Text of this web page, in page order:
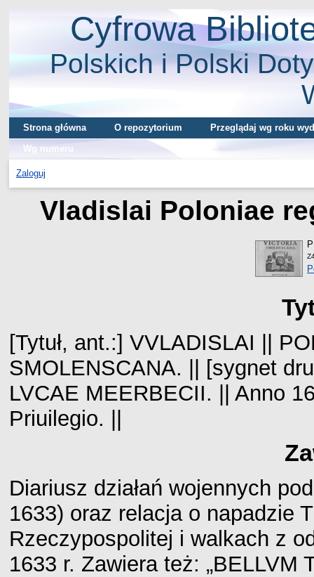
Cyfrowa
Polskich i Polski
Strona główna O repozytorium
Przeglądaj wg roku
Wg numeru
Zaloguj
Vladislai Poloniae
[Tytuł, ant.:] VVLADISLAI ||
SMOLENSCANA. || [sygnet
LVCAE MEERBECII. || Anno
Priuilegio. ||
Diariusz działań wojennych
1633) oraz relacja o napadzie
Rzeczypospolitej i walkach z
1633 r. Zawiera też: „BELLVM